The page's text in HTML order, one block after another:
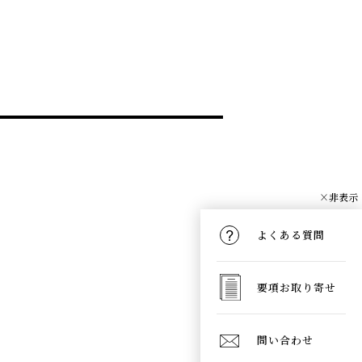
よくある質問
要項お取り寄せ
問い合わせ
×非表示